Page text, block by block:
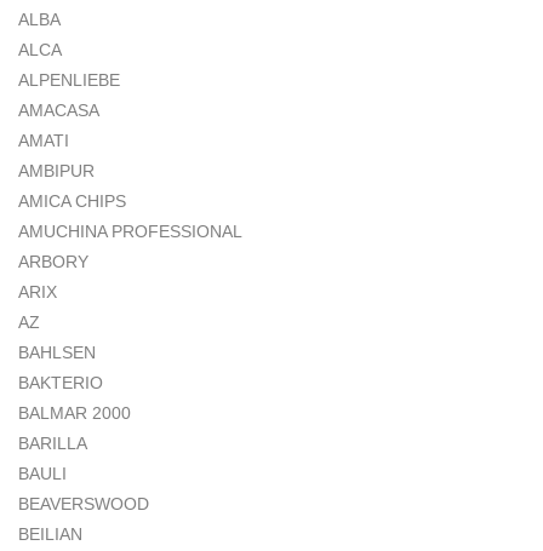
ALBA
ALCA
ALPENLIEBE
AMACASA
AMATI
AMBIPUR
AMICA CHIPS
AMUCHINA PROFESSIONAL
ARBORY
ARIX
AZ
BAHLSEN
BAKTERIO
BALMAR 2000
BARILLA
BAULI
BEAVERSWOOD
BEILIAN